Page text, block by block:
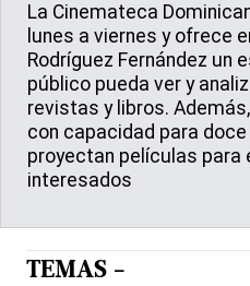
La Cinemateca
lunes a viernes y ofrece
Rodríguez Fernández un
público pueda ver y
revistas y libros.
con capacidad para
proyectan películas
interesados
TEMAS -